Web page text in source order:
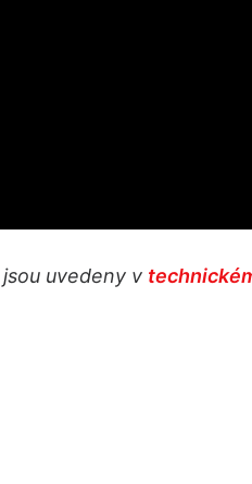
uvedeny v